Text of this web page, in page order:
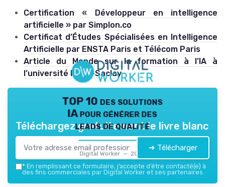
Certification « Développeur en intelligence
artificielle » par Simplon.co
Certificat d’Études Spécialisées en Intelligence
Artificielle par ENSTA Paris et Télécom Paris
Article du Monde sur la formation à l’IA à
l’université Paris-Saclay
TOP 10 des solutions
IA pour générer des
leads de qualité
Digital Worker — 2026
Téléchargez gratuitement le livre blanc
➔ Télécharger
* En remplissant ce formulaire, j’accepte d’être contacté(e) à
des fins commerciales par Digital Worker et ses partenaires.